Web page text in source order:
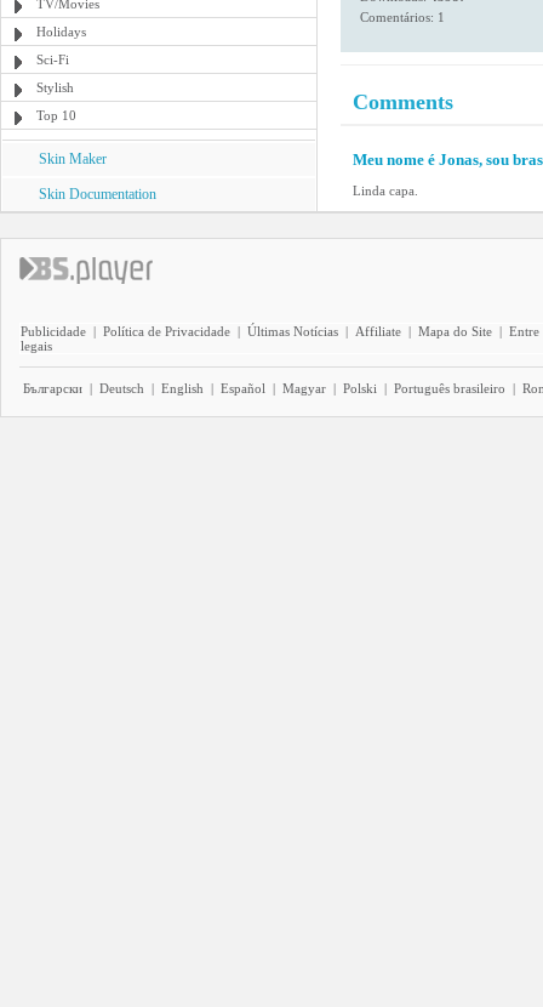
TV/Movies
Holidays
Sci-Fi
Stylish
Top 10
Skin Maker
Skin Documentation
Comentários: 1
Comments
Meu nome é Jonas, sou
Linda capa.
Publicidade | Política de Privacidade | Últimas Notícias | Affiliate | Mapa do Site | Entre
legais
Български | Deutsch | English | Español | Magyar | Polski | Português brasileiro |